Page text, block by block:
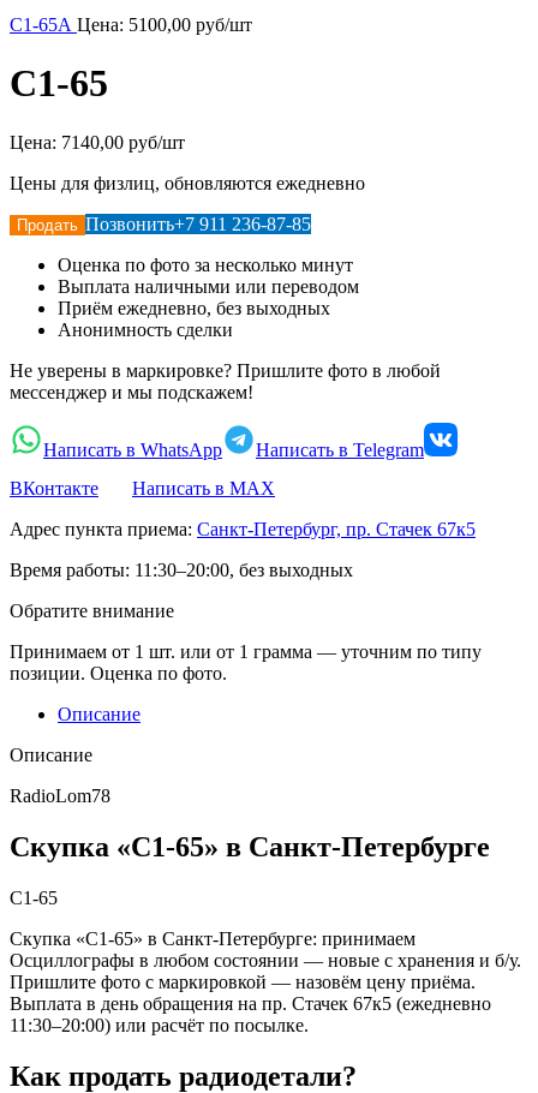
С1-65А Цена: 5100,00 руб/шт
С1-65
Цена: 7140,00 руб/шт
Цены для физлиц, обновляются ежедневно
Продать Позвонить+7 911 236-87-85
Оценка по фото за несколько минут
Выплата наличными или переводом
Приём ежедневно, без выходных
Анонимность сделки
Не уверены в маркировке? Пришлите фото в любой
мессенджер и мы подскажем!
Написать в WhatsApp
Написать в Telegram
ВКонтакте
Написать в MAX
Адрес пункта приема: Санкт-Петербург, пр. Стачек 67к5
Время работы: 11:30–20:00, без выходных
Обратите внимание
Принимаем от 1 шт. или от 1 грамма — уточним по типу
позиции. Оценка по фото.
Описание
Описание
RadioLom78
Скупка «С1-65» в Санкт-Петербурге
С1-65
Скупка «С1-65» в Санкт-Петербурге: принимаем
Осциллографы в любом состоянии — новые с хранения и б/у.
Пришлите фото с маркировкой — назовём цену приёма.
Выплата в день обращения на пр. Стачек 67к5 (ежедневно
11:30–20:00) или расчёт по посылке.
Как продать радиодетали?